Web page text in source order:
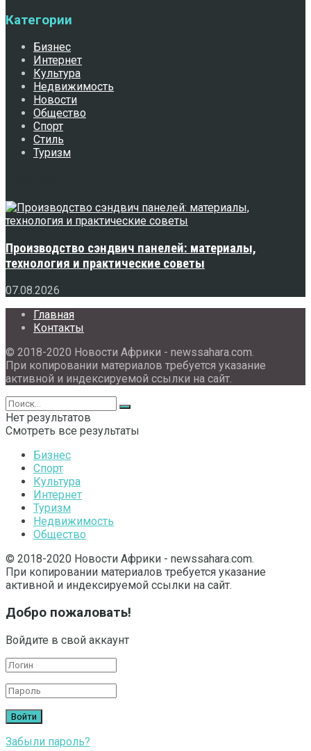
Категории
Бизнес
Интернет
Культура
Недвижимость
Новости
Общество
Спорт
Стиль
Туризм
Производство сэндвич панелей: материалы,
технология и практические советы
07.08.2026
Главная
Контакты
© 2018-2020 Новости Африки - newssahara.com.
При копировании материалов требуется указание
активной и индексируемой ссылки на сайт.
Нет результатов
Смотреть все результаты
Бизнес
Спорт
Культура
Интернет
Туризм
Недвижимость
Общество
© 2018-2020 Новости Африки - newssahara.com.
При копировании материалов требуется указание
активной и индексируемой ссылки на сайт.
Добро пожаловать!
Войдите в свой аккаунт
Забыли пароль?